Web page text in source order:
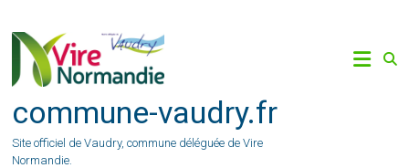
content
commune-vaudry.fr
Site officiel de Vaudry, commune déléguée de Vire
Normandie.